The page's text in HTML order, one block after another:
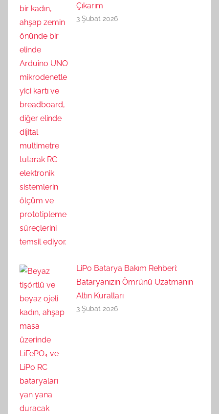
Çıkarım
3 Şubat 2026
LiPo Batarya Bakım Rehberi:
Bataryanızın Ömrünü Uzatmanın
Altın Kuralları
3 Şubat 2026